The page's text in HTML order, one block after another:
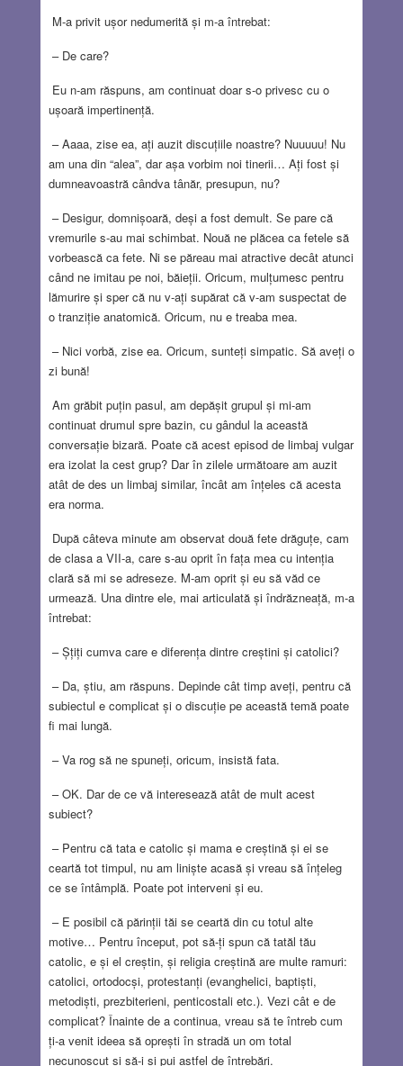
M-a privit ușor nedumerită și m-a întrebat:
– De care?
Eu n-am răspuns, am continuat doar s-o privesc cu o
ușoară impertinență.
– Aaaa, zise ea, ați auzit discuțiile noastre? Nuuuuu! Nu
am una din “alea”, dar așa vorbim noi tinerii… Ați fost și
dumneavoastră cândva tânăr, presupun, nu?
– Desigur, domnișoară, deși a fost demult. Se pare că
vremurile s-au mai schimbat. Nouă ne plăcea ca fetele să
vorbească ca fete. Ni se păreau mai atractive decât atunci
când ne imitau pe noi, băieții. Oricum, mulțumesc pentru
lămurire și sper că nu v-ați supărat că v-am suspectat de
o tranziție anatomică. Oricum, nu e treaba mea.
– Nici vorbă, zise ea. Oricum, sunteți simpatic. Să aveți o
zi bună!
Am grăbit puțin pasul, am depășit grupul și mi-am
continuat drumul spre bazin, cu gândul la această
conversație bizară. Poate că acest episod de limbaj vulgar
era izolat la cest grup? Dar în zilele următoare am auzit
atât de des un limbaj similar, încât am înțeles că acesta
era norma.
După câteva minute am observat două fete drăguțe, cam
de clasa a VII-a, care s-au oprit în fața mea cu intenția
clară să mi se adreseze. M-am oprit și eu să văd ce
urmează. Una dintre ele, mai articulată și îndrăzneață, m-a
întrebat:
– Șțiți cumva care e diferența dintre creștini și catolici?
– Da, știu, am răspuns. Depinde cât timp aveți, pentru că
subiectul e complicat și o discuție pe această temă poate
fi mai lungă.
– Va rog să ne spuneți, oricum, insistă fata.
– OK. Dar de ce vă interesează atât de mult acest
subiect?
– Pentru că tata e catolic și mama e creștină și ei se
ceartă tot timpul, nu am liniște acasă și vreau să înțeleg
ce se întâmplă. Poate pot interveni și eu.
– E posibil că părinții tăi se ceartă din cu totul alte
motive… Pentru început, pot să-ți spun că tatăl tău
catolic, e și el creștin, și religia creștină are multe ramuri:
catolici, ortodocși, protestanți (evanghelici, baptiști,
metodiști, prezbiterieni, penticostali etc.). Vezi cât e de
complicat? Înainte de a continua, vreau să te întreb cum
ți-a venit ideea să oprești în stradă un om total
necunoscut și să-i și pui astfel de întrebări.